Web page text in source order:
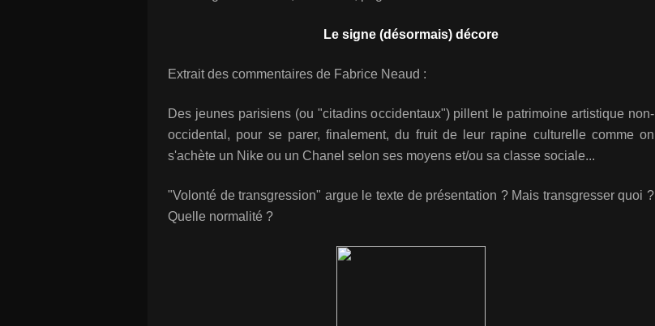
Le signe (désormais) décore
Extrait des commentaires de Fabrice Neaud :
Des jeunes parisiens (ou "citadins occidentaux") pillent le patrimoine artistique non-
occidental, pour se parer, finalement, du fruit de leur rapine culturelle comme on
s'achète un Nike ou un Chanel selon ses moyens et/ou sa classe sociale...
"Volonté de transgression" argue le texte de présentation ? Mais transgresser quoi ?
Quelle normalité ?